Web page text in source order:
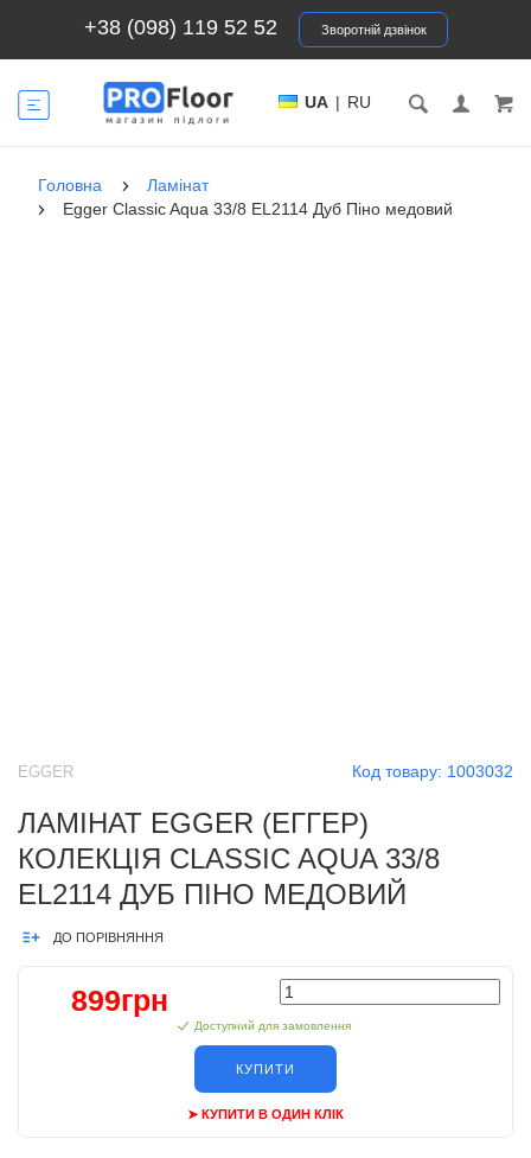
+38 (098) 119 52 52 Зворотній дзвінок
UA | RU
Головна
Ламінат
Egger Classic Aqua 33/8 EL2114 Дуб Піно медовий
Код товару: 1003032
EGGER
ЛАМІНАТ EGGER (ЕГГЕР)
КОЛЕКЦІЯ CLASSIC AQUA 33/8
EL2114 ДУБ ПІНО МЕДОВИЙ
ДО ПОРІВНЯННЯ
899грн
Доступний для замовлення
КУПИТИ
➤ КУПИТИ В ОДИН КЛІК